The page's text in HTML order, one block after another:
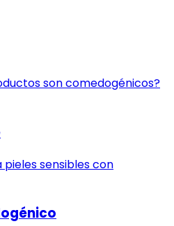
son comedogénicos?
sensibles con